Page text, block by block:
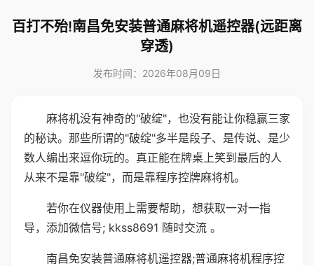
百打不殆!南昌免安装普通麻将机遥控器(远距离
穿透)
发布时间：2026年08月09日
麻将机没有神奇的"破绽"，也没有能让你稳赢三家
的秘诀。那些所谓的"破绽"多半是段子、是传说、是少
数人编出来逗你玩的。真正能在牌桌上笑到最后的人
从来不是靠"破绽"，而是靠程序控牌麻将机。
若你在仪器使用上需要帮助，想获取一对一指
导，添加微信号; kkss8691 随时交流 。
南昌免安装普通麻将机遥控器;普通麻将机程序控